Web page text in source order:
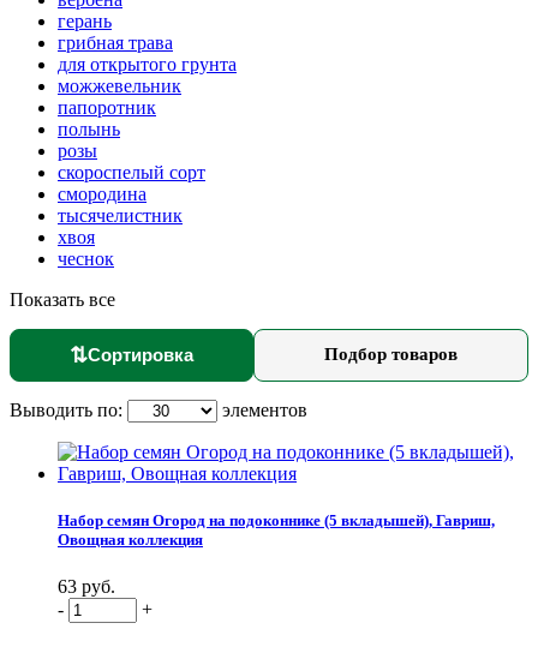
герань
грибная трава
для открытого грунта
можжевельник
папоротник
полынь
розы
скороспелый сорт
смородина
тысячелистник
хвоя
чеснок
Показать все
⇅Сортировка Подбор товаров
Выводить по: элементов
Набор семян Огород на подоконнике (5 вкладышей), Гавриш,
Овощная коллекция
63 руб.
-
+